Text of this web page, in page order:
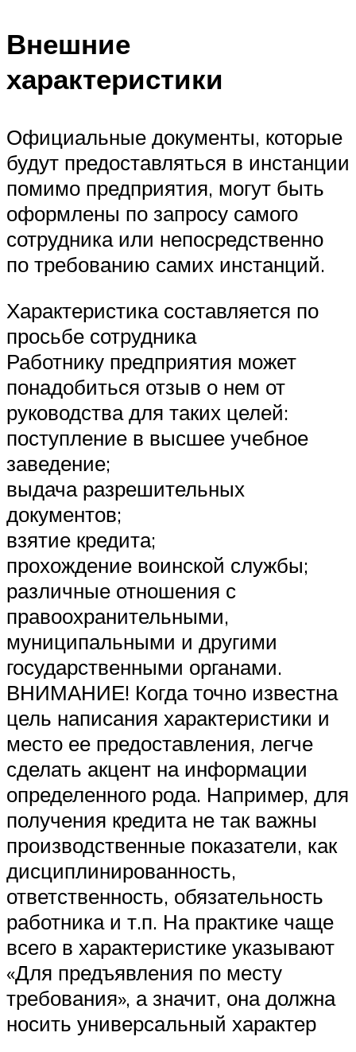
Внешние
характеристики
Официальные документы, которые
будут предоставляться в инстанции
помимо предприятия, могут быть
оформлены по запросу самого
сотрудника или непосредственно
по требованию самих инстанций.
Характеристика составляется по
просьбе сотрудника
Работнику предприятия может
понадобиться отзыв о нем от
руководства для таких целей:
поступление в высшее учебное
заведение;
выдача разрешительных
документов;
взятие кредита;
прохождение воинской службы;
различные отношения с
правоохранительными,
муниципальными и другими
государственными органами.
ВНИМАНИЕ! Когда точно известна
цель написания характеристики и
место ее предоставления, легче
сделать акцент на информации
определенного рода. Например, для
получения кредита не так важны
производственные показатели, как
дисциплинированность,
ответственность, обязательность
работника и т.п. На практике чаще
всего в характеристике указывают
«Для предъявления по месту
требования», а значит, она должна
носить универсальный характер